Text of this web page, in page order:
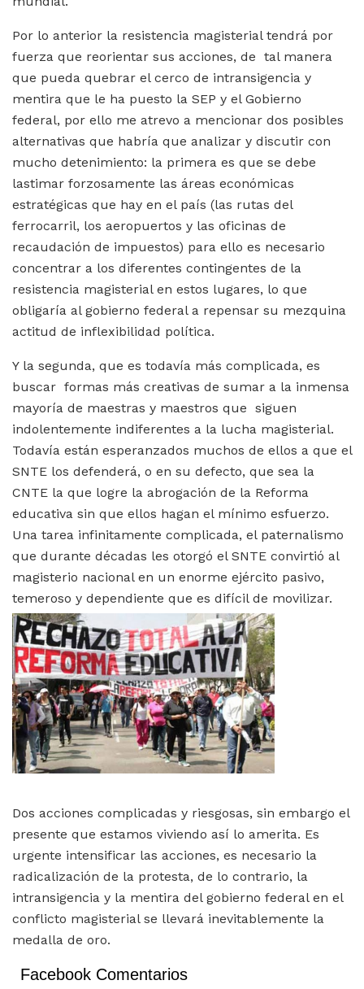
Por lo anterior la resistencia magisterial tendrá por
fuerza que reorientar sus acciones, de tal manera
que pueda quebrar el cerco de intransigencia y
mentira que le ha puesto la SEP y el Gobierno
federal, por ello me atrevo a mencionar dos posibles
alternativas que habría que analizar y discutir con
mucho detenimiento: la primera es que se debe
lastimar forzosamente las áreas económicas
estratégicas que hay en el país (las rutas del
ferrocarril, los aeropuertos y las oficinas de
recaudación de impuestos) para ello es necesario
concentrar a los diferentes contingentes de la
resistencia magisterial en estos lugares, lo que
obligaría al gobierno federal a repensar su mezquina
actitud de inflexibilidad política.
Y la segunda, que es todavía más complicada, es
buscar formas más creativas de sumar a la inmensa
mayoría de maestras y maestros que siguen
indolentemente indiferentes a la lucha magisterial.
Todavía están esperanzados muchos de ellos a que el
SNTE los defenderá, o en su defecto, que sea la
CNTE la que logre la abrogación de la Reforma
educativa sin que ellos hagan el mínimo esfuerzo.
Una tarea infinitamente complicada, el paternalismo
que durante décadas les otorgó el SNTE convirtió al
magisterio nacional en un enorme ejército pasivo,
temeroso y dependiente que es difícil de movilizar.
Dos acciones complicadas y riesgosas, sin embargo el
presente que estamos viviendo así lo amerita. Es
urgente intensificar las acciones, es necesario la
radicalización de la protesta, de lo contrario, la
intransigencia y la mentira del gobierno federal en el
conflicto magisterial se llevará inevitablemente la
medalla de oro.
Facebook Comentarios